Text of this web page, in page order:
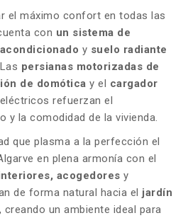
el máximo confort en todas las
con un sistema de
y suelo radiante
persianas motorizadas de
de domótica y el
cargador
refuerzan el
y la comodidad de la vivienda.
que plasma a la perfección el
en plena armonía con el
acogedores y
de forma natural hacia el jardín
, creando un ambiente ideal para